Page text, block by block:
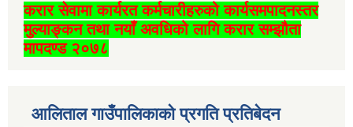
करार सेवामा कार्यरत कर्मचारीहरुको कार्यसमपादनस्तर
मुल्याङ्कन तथा नयाँ अवधिको लागि करार सम्झौता
मापदण्ड २०७८
आलिताल गाउँपालिकाको प्रगति प्रतिबेदन